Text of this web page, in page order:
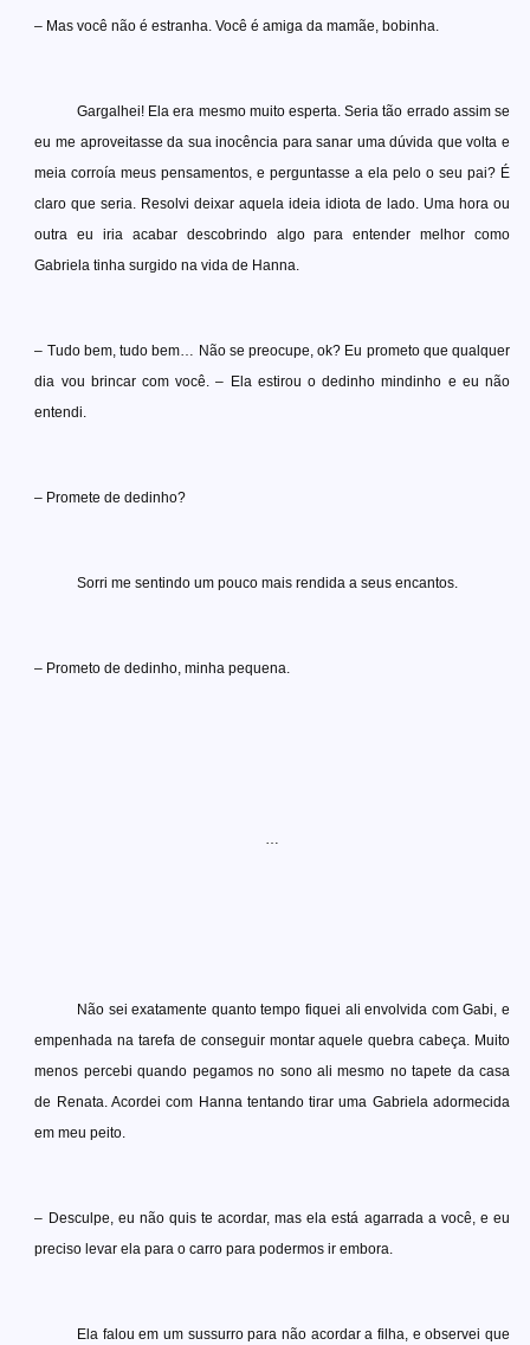
– Mas você não é estranha. Você é amiga da mamãe, bobinha.
Gargalhei! Ela era mesmo muito esperta. Seria tão errado assim se
eu me aproveitasse da sua inocência para sanar uma dúvida que volta e
meia corroía meus pensamentos, e perguntasse a ela pelo o seu pai? É
claro que seria. Resolvi deixar aquela ideia idiota de lado. Uma hora ou
outra eu iria acabar descobrindo algo para entender melhor como
Gabriela tinha surgido na vida de Hanna.
– Tudo bem, tudo bem… Não se preocupe, ok? Eu prometo que qualquer
dia vou brincar com você. – Ela estirou o dedinho mindinho e eu não
entendi.
– Promete de dedinho?
Sorri me sentindo um pouco mais rendida a seus encantos.
– Prometo de dedinho, minha pequena.
…
Não sei exatamente quanto tempo fiquei ali envolvida com Gabi, e
empenhada na tarefa de conseguir montar aquele quebra cabeça. Muito
menos percebi quando pegamos no sono ali mesmo no tapete da casa
de Renata. Acordei com Hanna tentando tirar uma Gabriela adormecida
em meu peito.
– Desculpe, eu não quis te acordar, mas ela está agarrada a você, e eu
preciso levar ela para o carro para podermos ir embora.
Ela falou em um sussurro para não acordar a filha, e observei que